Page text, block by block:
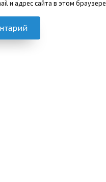
и адрес сайта в этом